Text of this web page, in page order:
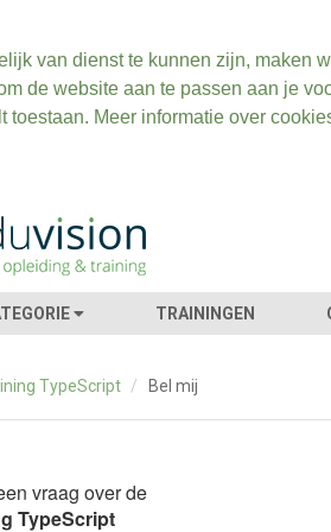
van dienst te kunnen zijn, maken
de website aan te passen aan je
toestaan. Meer informatie over
TRAININGEN
TypeScript / Bel mij
vraag over de
TypeScript